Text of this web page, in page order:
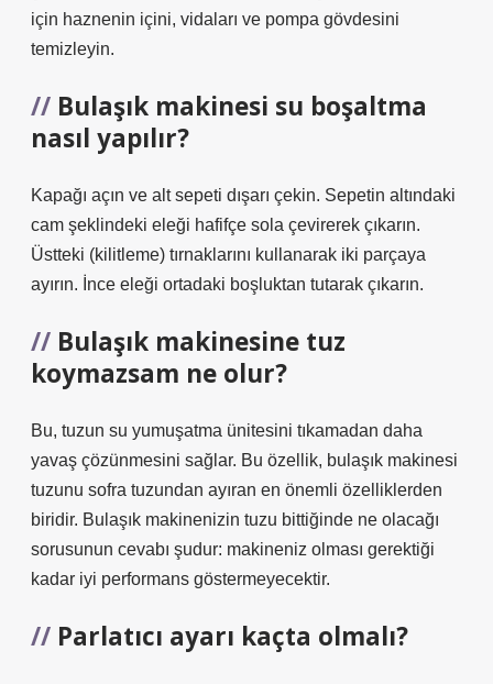
için haznenin içini, vidaları ve pompa gövdesini
temizleyin.
Bulaşık makinesi su boşaltma
nasıl yapılır?
Kapağı açın ve alt sepeti dışarı çekin. Sepetin altındaki
cam şeklindeki eleği hafifçe sola çevirerek çıkarın.
Üstteki (kilitleme) tırnaklarını kullanarak iki parçaya
ayırın. İnce eleği ortadaki boşluktan tutarak çıkarın.
Bulaşık makinesine tuz
koymazsam ne olur?
Bu, tuzun su yumuşatma ünitesini tıkamadan daha
yavaş çözünmesini sağlar. Bu özellik, bulaşık makinesi
tuzunu sofra tuzundan ayıran en önemli özelliklerden
biridir. Bulaşık makinenizin tuzu bittiğinde ne olacağı
sorusunun cevabı şudur: makineniz olması gerektiği
kadar iyi performans göstermeyecektir.
Parlatıcı ayarı kaçta olmalı?